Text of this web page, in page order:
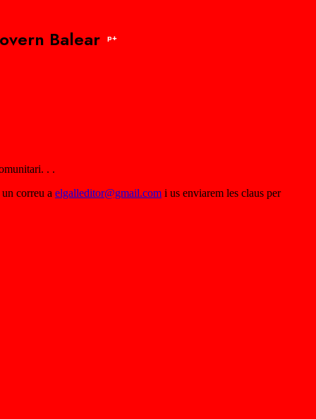
Balear p+
. .
correu a elgalleditor@gmail.com i us enviarem les claus per